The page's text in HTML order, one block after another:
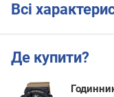
Всі
Де купити?